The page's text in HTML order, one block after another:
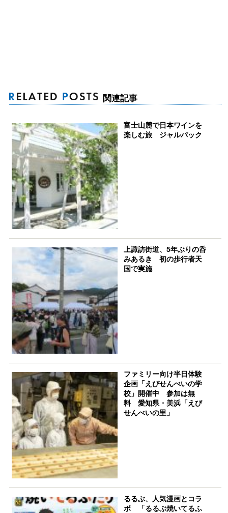
関連記事
富士山麓で日本ワインを
楽しむ旅 ジャルパック
上諏訪街道、5年ぶりの呑
みあるき 初の歩行者天
国で実施
ファミリー向け半日体験
企画「えびせんべいの学
校」開催中 参加は無
料 愛知県・美浜「えび
せんべいの里」
るるぶ、人気漫画とコラ
ボ 「るるぶ焼いてるふ